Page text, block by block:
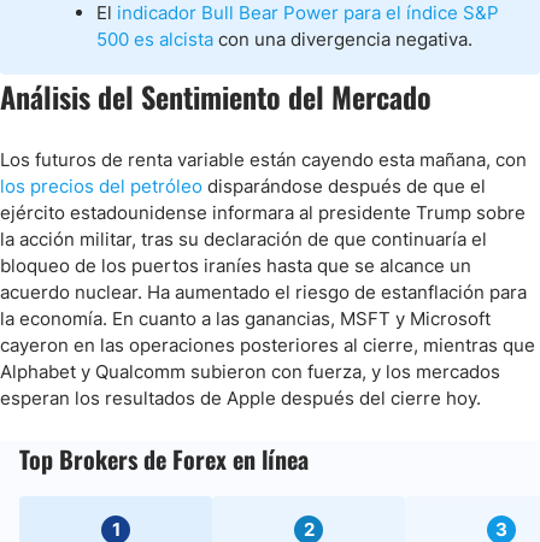
El indicador Bull Bear Power para el índice S&P
500 es alcista con una divergencia negativa.
Análisis del Sentimiento del Mercado
Los futuros de renta variable están cayendo esta mañana, con
los precios del petróleo disparándose después de que el
ejército estadounidense informara al presidente Trump sobre
la acción militar, tras su declaración de que continuaría el
bloqueo de los puertos iraníes hasta que se alcance un
acuerdo nuclear. Ha aumentado el riesgo de estanflación para
la economía. En cuanto a las ganancias, MSFT y Microsoft
cayeron en las operaciones posteriores al cierre, mientras que
Alphabet y Qualcomm subieron con fuerza, y los mercados
esperan los resultados de Apple después del cierre hoy.
Top Brokers de Forex en línea
1 2 3